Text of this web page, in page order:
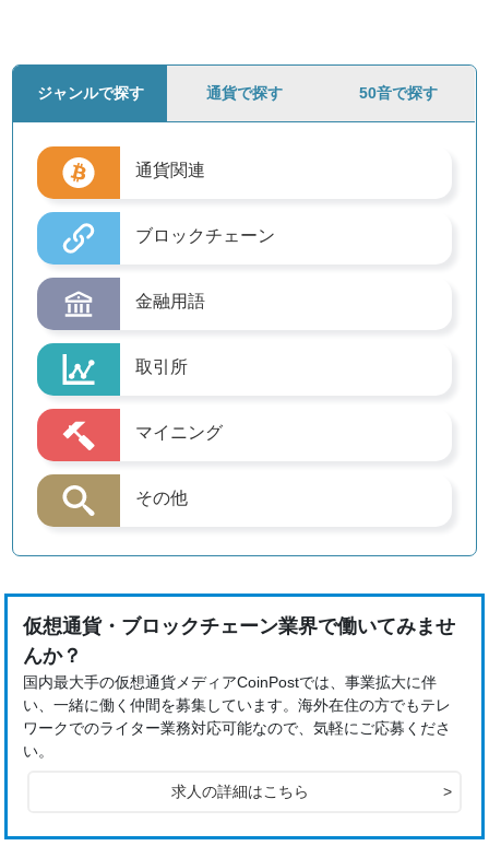
ジャンルで探す 通貨で探す 50音で探す
通貨関連
ブロックチェーン
金融用語
取引所
マイニング
その他
仮想通貨・ブロックチェーン業界で働いてみませ
んか？
国内最大手の仮想通貨メディアCoinPostでは、事業拡大に伴
い、一緒に働く仲間を募集しています。海外在住の方でもテレ
ワークでのライター業務対応可能なので、気軽にご応募くださ
い。
求人の詳細はこちら >